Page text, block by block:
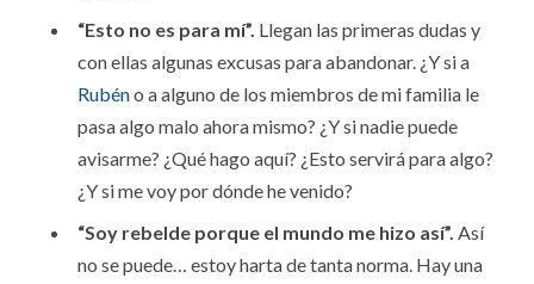
“Esto no es para mí”. Llegan las primeras dudas y
con ellas algunas excusas para abandonar. ¿Y si a
Rubéno a alguno de los miembros de mi familia le
pasa algo malo ahora mismo? ¿Y si nadie puede
avisarme? ¿Qué hago aquí? ¿Esto servirá para algo?
¿Y si me voy por dónde he venido?
“Soy rebelde porque el mundo me hizo así”. Así
no se puede… estoy harta de tanta norma. Hay una